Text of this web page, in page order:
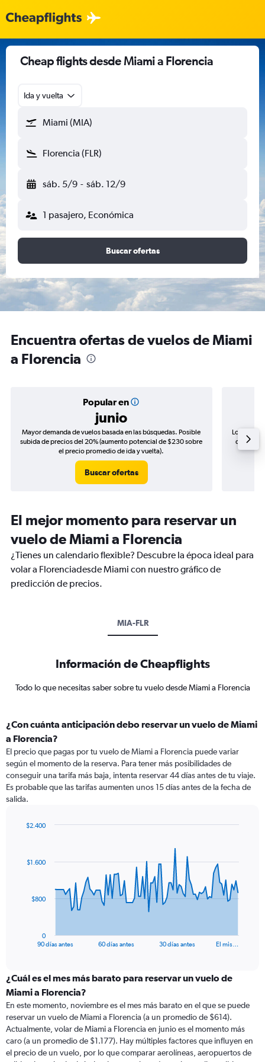
Cheap flights desde Miami a Florencia
Ida y vuelta
Miami (MIA)
Florencia (FLR)
sáb. 5/9 - sáb. 12/9
1 pasajero, Económica
Buscar ofertas
Encuentra ofertas de vuelos de Miami
a Florencia
Popular en
junio
Mayor demanda de vuelos basada en las búsquedas. Posible
subida de precios del 20% (aumento potencial de $230 sobre
el precio promedio de ida y vuelta).
Buscar ofertas
Los
de
El mejor momento para reservar un
vuelo de Miami a Florencia
¿Tienes un calendario flexible? Descubre la época ideal para
volar a Florenciadesde Miami con nuestro gráfico de
predicción de precios.
MIA-FLR
Información de Cheapflights
Todo lo que necesitas saber sobre tu vuelo desde Miami a Florencia
¿Con cuánta anticipación debo reservar un vuelo de Miami
a Florencia?
El precio que pagas por tu vuelo de Miami a Florencia puede variar
según el momento de la reserva. Para tener más posibilidades de
conseguir una tarifa más baja, intenta reservar 44 días antes de tu viaje.
Es probable que las tarifas aumenten unos 15 días antes de la fecha de
salida.
data
The
categories.
Range:
categories.
The
chart
has
1
90 días antes 60 días antes 30 días antes El mis…
0
$800
$1.600
$2.400
¿Cuál es el mes más barato para reservar un vuelo de
Miami a Florencia?
En este momento, noviembre es el mes más barato en el que se puede
reservar un vuelo de Miami a Florencia (a un promedio de $614).
Actualmente, volar de Miami a Florencia en junio es el momento más
caro (a un promedio de $1.177). Hay múltiples factores que influyen en
el precio de un vuelo, por lo que comparar aerolíneas, aeropuertos de